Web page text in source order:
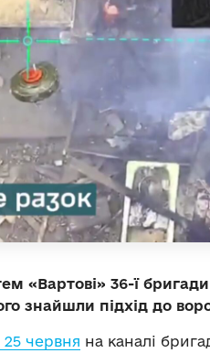
«Вартові» 36-ї
знайшли підхід до
червня на каналі